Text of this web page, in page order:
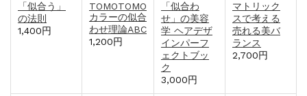
「似合う」
の法則
1,400円
TOMOTOMO
カラーの似合
わせ理論ABC
1,200円
「似合わ
せ」の美容
学 ヘアデザ
インパーフ
ェクトブッ
ク
3,000円
マトリック
スで考える
売れる美バ
ランス
2,700円